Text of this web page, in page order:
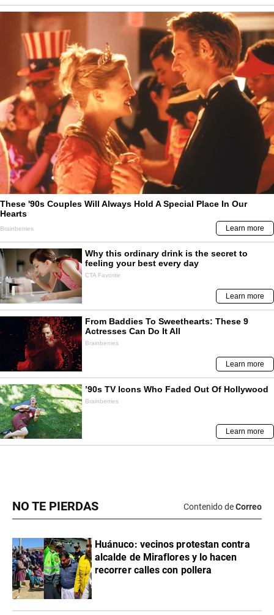
NO TE PIERDAS Contenido deCorreo
Huánuco: vecinos protestan contra
alcalde de Miraflores y lo hacen
recorrer calles con pollera